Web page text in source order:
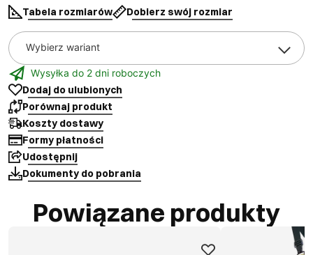
Tabela rozmiarów Dobierz swój rozmiar
Wybierz wariant
Wysyłka do 2 dni roboczych
Dodaj do ulubionych
Porównaj produkt
Koszty dostawy
Formy płatności
Udostępnij
Dokumenty do pobrania
Powiązane produkty